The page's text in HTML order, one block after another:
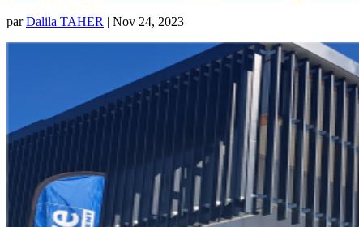
parDalila TAHER | Nov 24, 2023